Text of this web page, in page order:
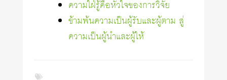
ความใฝ่รู้คือหัวใจของการวิจัย
ข้ามพ้นความเป็นผู้รับและผู้ตาม สู่
ความเป็นผู้นำและผู้ให้